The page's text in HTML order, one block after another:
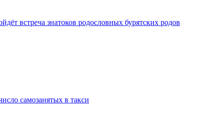
встреча знатоков родословных бурятских родов
самозанятых в такси